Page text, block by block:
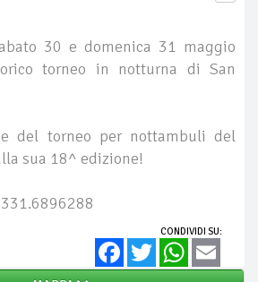
30 e domenica 31 maggio
torneo in notturna di San
del torneo per nottambuli del
sua 18^ edizione!
CONDIVIDI SU:
FacebookTwitter WhatsApp